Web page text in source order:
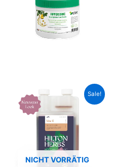
Sale!
NICHT VORRÄTIG